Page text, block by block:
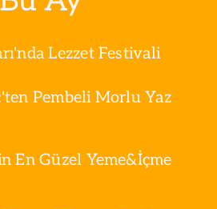
Lezzet Festivali
Pembeli Morlu Yaz
En Güzel Yeme&İçme